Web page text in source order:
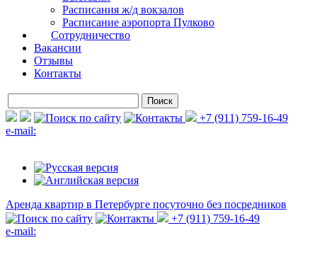
Расписания ж/д вокзалов
Расписание аэропорта Пулково
Сотрудничество
Вакансии
Отзывы
Контакты
+7 (911) 759-16-49
e-mail:
Аренда квартир в Петербурге посуточно без посредников
+7 (911) 759-16-49
e-mail: